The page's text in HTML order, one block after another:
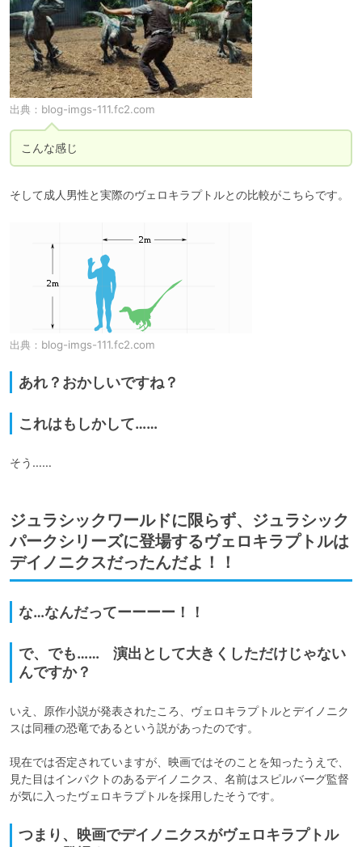
出典： blog-imgs-111.fc2.com
こんな感じ
そして成人男性と実際のヴェロキラプトルとの比較がこちらです。
出典： blog-imgs-111.fc2.com
あれ？おかしいですね？
これはもしかして……
そう……
ジュラシックワールドに限らず、ジュラシック
パークシリーズに登場するヴェロキラプトルは
デイノニクスだったんだよ！！
な…なんだってーーーー！！
で、でも…… 演出として大きくしただけじゃない
んですか？
いえ、原作小説が発表されたころ、ヴェロキラプトルとデイノニク
スは同種の恐竜であるという説があったのです。
現在では否定されていますが、映画ではそのことを知ったうえで、
見た目はインパクトのあるデイノニクス、名前はスピルバーグ監督
が気に入ったヴェロキラプトルを採用したそうです。
つまり、映画でデイノニクスがヴェロキラプトル